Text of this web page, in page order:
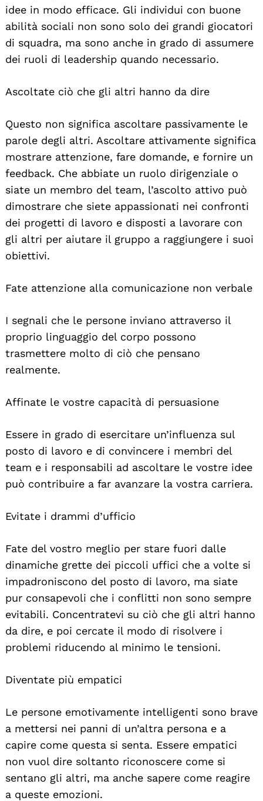
idee in modo efficace. Gli individui con buone
abilità sociali non sono solo dei grandi giocatori
di squadra, ma sono anche in grado di assumere
dei ruoli di leadership quando necessario.
Ascoltate ciò che gli altri hanno da dire
Questo non significa ascoltare passivamente le
parole degli altri. Ascoltare attivamente significa
mostrare attenzione, fare domande, e fornire un
feedback. Che abbiate un ruolo dirigenziale o
siate un membro del team, l’ascolto attivo può
dimostrare che siete appassionati nei confronti
dei progetti di lavoro e disposti a lavorare con
gli altri per aiutare il gruppo a raggiungere i suoi
obiettivi.
Fate attenzione alla comunicazione non verbale
I segnali che le persone inviano attraverso il
proprio linguaggio del corpo possono
trasmettere molto di ciò che pensano
realmente.
Affinate le vostre capacità di persuasione
Essere in grado di esercitare un’influenza sul
posto di lavoro e di convincere i membri del
team e i responsabili ad ascoltare le vostre idee
può contribuire a far avanzare la vostra carriera.
Evitate i drammi d’ufficio
Fate del vostro meglio per stare fuori dalle
dinamiche grette dei piccoli uffici che a volte si
impadroniscono del posto di lavoro, ma siate
pur consapevoli che i conflitti non sono sempre
evitabili. Concentratevi su ciò che gli altri hanno
da dire, e poi cercate il modo di risolvere i
problemi riducendo al minimo le tensioni.
Diventate più empatici
Le persone emotivamente intelligenti sono brave
a mettersi nei panni di un’altra persona e a
capire come questa si senta. Essere empatici
non vuol dire soltanto riconoscere come si
sentano gli altri, ma anche sapere come reagire
a queste emozioni.